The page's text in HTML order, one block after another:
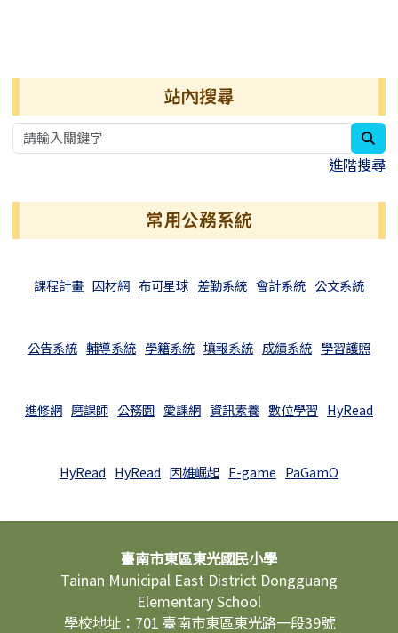
站內搜尋
進階搜尋
常用公務系統
課程計畫 因材網 布可星球 差勤系統 會計系統 公文系統
公告系統 輔導系統 學籍系統 填報系統 成績系統 學習護照
進修網 磨課師 公務園 愛課網 資訊素養 數位學習 HyRead
HyRead HyRead 因雄崛起 E-game PaGamO
頁尾區域內容臺南市東區東光國民小學
Tainan Municipal East District Dongguang
Elementary School
學校地址：701 臺南市東區東光路一段39號